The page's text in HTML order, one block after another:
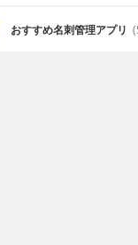
おすすめ名刺管理アプリ